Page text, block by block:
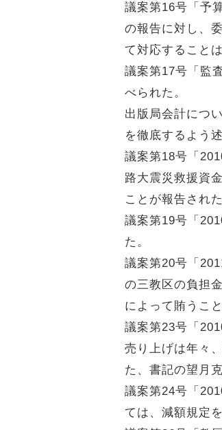
議案第16号「予
の報告に対し、
て対応すること
議案第17号「監
べられた。
出版局会計につ
を徹底するよう
議案第18号「
路大震災救援資
ことが報告された
議案第19号「
た。
議案第20号「
の三教区の負担
によって賄うこ
議案第23号「
売り上げは年々
た、書記の望月
議案第24号「
ては、減額規定